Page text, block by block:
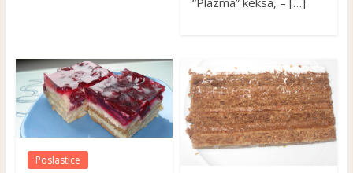
Poslastice